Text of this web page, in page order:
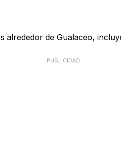
de Gualaceo,
PUBLICIDAD